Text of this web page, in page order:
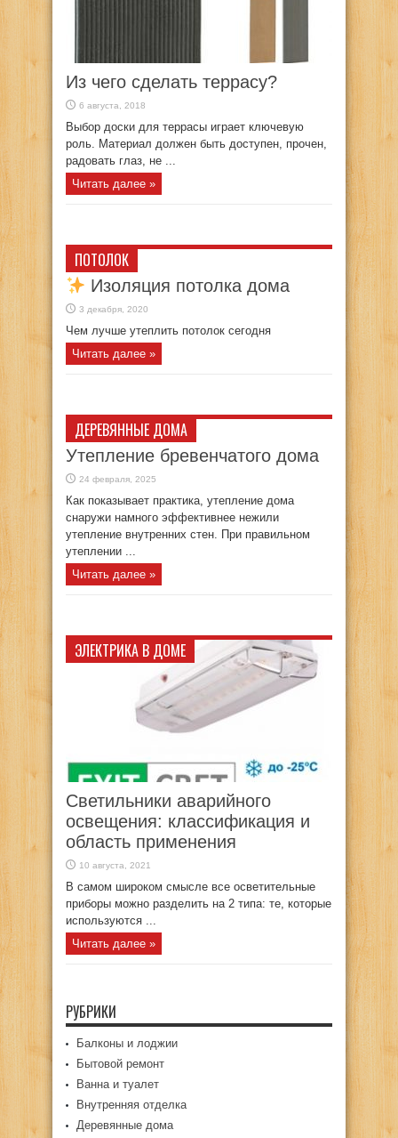
Из чего сделать террасу?
6 августа, 2018
Выбор доски для террасы играет ключевую
роль. Материал должен быть доступен, прочен,
радовать глаз, не ...
Читать далее »
ПОТОЛОК
Изоляция потолка дома
3 декабря, 2020
Чем лучше утеплить потолок сегодня
Читать далее »
ДЕРЕВЯННЫЕ ДОМА
Утепление бревенчатого дома
24 февраля, 2025
Как показывает практика, утепление дома
снаружи намного эффективнее нежили
утепление внутренних стен. При правильном
утеплении ...
Читать далее »
ЭЛЕКТРИКА В ДОМЕ
Светильники аварийного
освещения: классификация и
область применения
10 августа, 2021
В самом широком смысле все осветительные
приборы можно разделить на 2 типа: те, которые
используются ...
Читать далее »
РУБРИКИ
Балконы и лоджии
Бытовой ремонт
Ванна и туалет
Внутренняя отделка
Деревянные дома